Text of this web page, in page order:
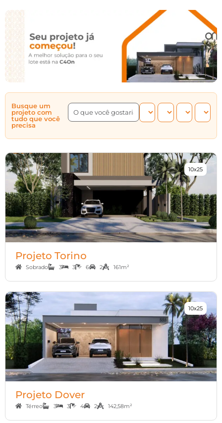
Busque um
projeto com
tudo que você
precisa
Projeto Torino
Sobrado 3 3 6 2 161m²
10x25
Projeto Dover
Térreo 3 3 4 2 142,58m²
10x25